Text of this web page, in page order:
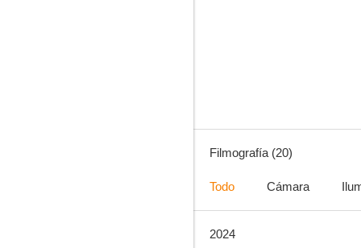
Filmografía (20)
Todo Cámara
2024